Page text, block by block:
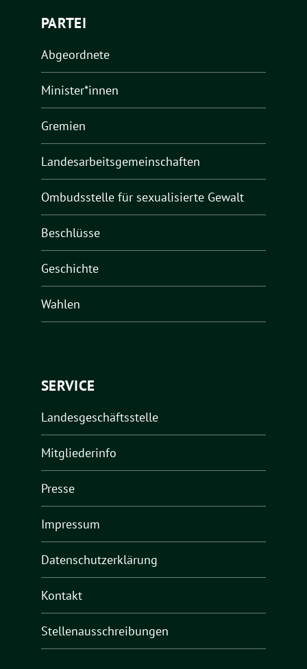
PARTEI
Abgeordnete
Minister*innen
Gremien
Landesarbeitsgemeinschaften
Ombudsstelle für sexualisierte Gewalt
Beschlüsse
Geschichte
Wahlen
SERVICE
Landesgeschäftsstelle
Mitgliederinfo
Presse
Impressum
Datenschutzerklärung
Kontakt
Stellenausschreibungen